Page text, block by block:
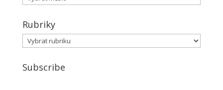
Rubriky
Rubriky
Subscribe